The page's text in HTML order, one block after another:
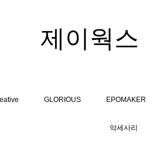
제이웍스
GLORIOUS EPOMAKER
악세사리